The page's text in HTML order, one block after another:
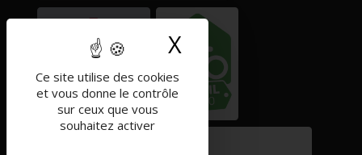
Ce site utilise des cookies
et vous donne le contrôle
sur ceux que vous
souhaitez activer
X Masquer le